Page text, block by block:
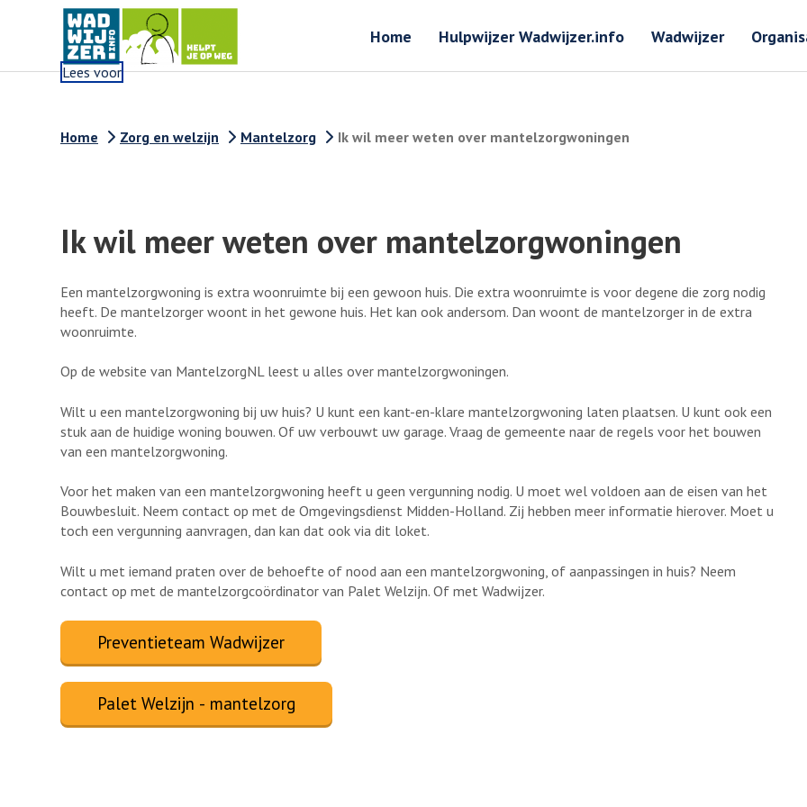
Home Hulpwijzer Wadwijzer.info Wadwijzer
Lees voor
Home Zorg en welzijn Mantelzorg Ik wil meer weten over mantelzorgwoningen
Ik wil meer weten over mantelzorgwoningen
Een mantelzorgwoning is extra woonruimte bij een gewoon huis. Die extra woonruimte is voor degene die zorg nodig
heeft. De mantelzorger woont in het gewone huis. Het kan ook andersom. Dan woont de mantelzorger in de extra
woonruimte.
Op de website van MantelzorgNL leest u alles over mantelzorgwoningen.
Wilt u een mantelzorgwoning bij uw huis? U kunt een kant-en-klare mantelzorgwoning laten plaatsen. U kunt ook een
stuk aan de huidige woning bouwen. Of uw verbouwt uw garage. Vraag de gemeente naar de regels voor het bouwen
van een mantelzorgwoning.
Voor het maken van een mantelzorgwoning heeft u geen vergunning nodig. U moet wel voldoen aan de eisen van het
Bouwbesluit. Neem contact op met de Omgevingsdienst Midden-Holland. Zij hebben meer informatie hierover. Moet u
toch een vergunning aanvragen, dan kan dat ook via dit loket.
Wilt u met iemand praten over de behoefte of nood aan een mantelzorgwoning, of aanpassingen in huis? Neem
contact op met de mantelzorgcoördinator van Palet Welzijn. Of met Wadwijzer.
Preventieteam Wadwijzer
Palet Welzijn - mantelzorg